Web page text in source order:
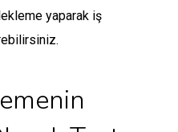
yaparak iş